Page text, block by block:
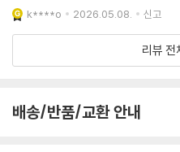
미숙한 존재로 표현하기도 하니까요.
2_‘몰락’으로 번역되는
저희는 'Untergang'이라는 표현을
트라가 본문 곳곳에서 태양처럼 저
이에 따라 저희는 ‘Untergang’이
르다.”k****o 2026.05.08. 신고
리뷰 전
배송/반품/교환 안내